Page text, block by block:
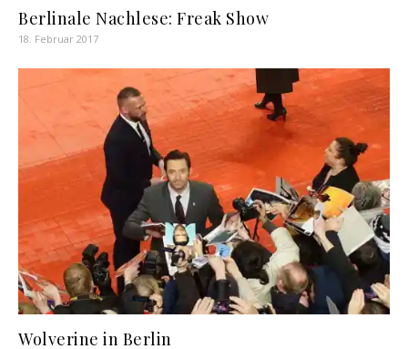
Berlinale Nachlese: Freak Show
18. Februar 2017
Wolverine in Berlin